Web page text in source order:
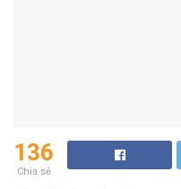
136
Chia sẻ